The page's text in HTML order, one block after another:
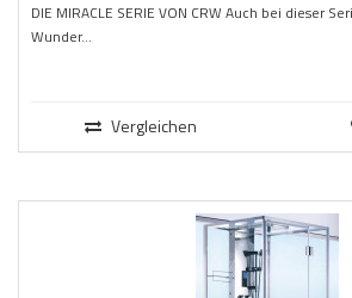
DIE MIRACLE SERIE VON CRW Auch bei dieser
Wunder...
Vergleichen